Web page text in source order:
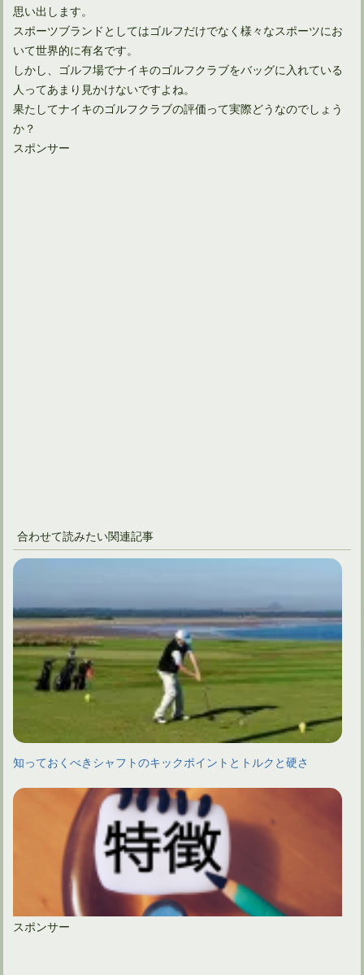
思い出します。
スポーツブランドとしてはゴルフだけでなく様々なスポーツにお
いて世界的に有名です。
しかし、ゴルフ場でナイキのゴルフクラブをバッグに入れている
人ってあまり見かけないですよね。
果たしてナイキのゴルフクラブの評価って実際どうなのでしょう
か？
スポンサー
合わせて読みたい関連記事
知っておくべきシャフトのキックポイントとトルクと硬さ
スポンサー